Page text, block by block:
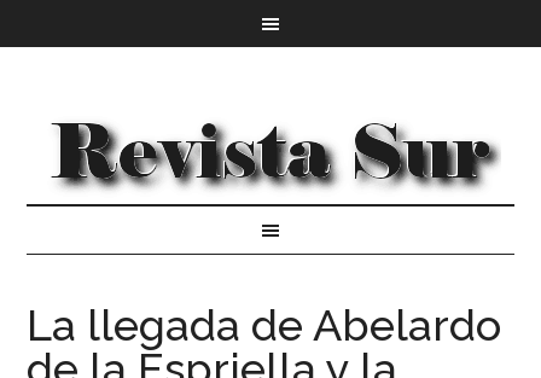
La llegada de Abelardo